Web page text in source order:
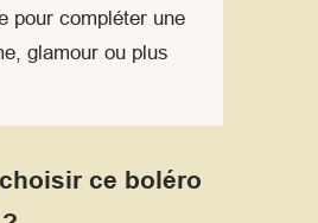
pour compléter une
glamour ou plus
ce boléro